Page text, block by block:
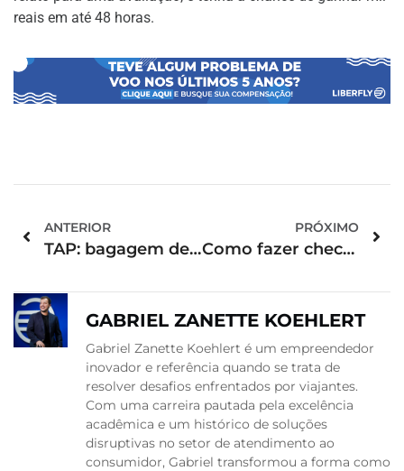
reais em até 48 horas.
ANTERIOR
TAP: bagagem de mão e demais detalhes
PRÓXIMO
Como fazer check-in em voo com conexão? Saiba as diferenças
GABRIEL ZANETTE KOEHLERT
Gabriel Zanette Koehlert é um empreendedor
inovador e referência quando se trata de
resolver desafios enfrentados por viajantes.
Com uma carreira pautada pela excelência
acadêmica e um histórico de soluções
disruptivas no setor de atendimento ao
consumidor, Gabriel transformou a forma como